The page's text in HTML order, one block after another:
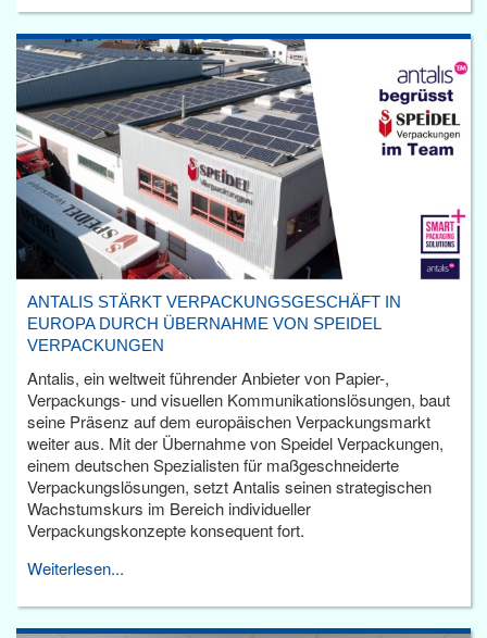
ANTALIS STÄRKT VERPACKUNGSGESCHÄFT IN
EUROPA DURCH ÜBERNAHME VON SPEIDEL
VERPACKUNGEN
Antalis, ein weltweit führender Anbieter von Papier-,
Verpackungs- und visuellen Kommunikationslösungen, baut
seine Präsenz auf dem europäischen Verpackungsmarkt
weiter aus. Mit der Übernahme von Speidel Verpackungen,
einem deutschen Spezialisten für maßgeschneiderte
Verpackungslösungen, setzt Antalis seinen strategischen
Wachstumskurs im Bereich individueller
Verpackungskonzepte konsequent fort.
Weiterlesen...